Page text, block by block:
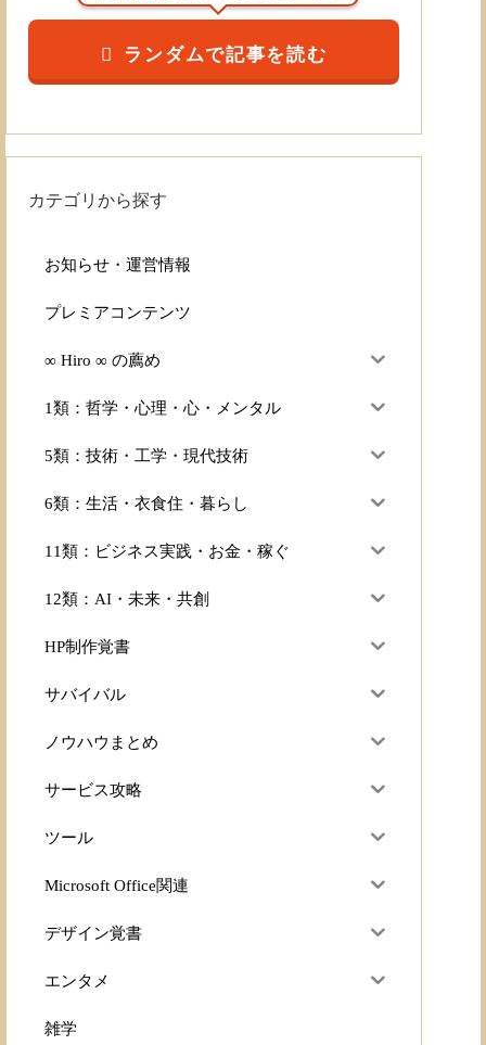
ランダムで記事を読む
カテゴリから探す
お知らせ・運営情報
プレミアコンテンツ
∞ Hiro ∞ の薦め
1類：哲学・心理・心・メンタル
5類：技術・工学・現代技術
6類：生活・衣食住・暮らし
11類：ビジネス実践・お金・稼ぐ
12類：AI・未来・共創
HP制作覚書
サバイバル
ノウハウまとめ
サービス攻略
ツール
Microsoft Office関連
デザイン覚書
エンタメ
雑学